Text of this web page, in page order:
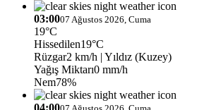
03:0007 Ağustos 2026, Cuma
19°C
Hissedilen19°C
Rüzgar2 km/h | Yıldız (Kuzey)
Yağış Miktarı0 mm/h
Nem78%
04:00